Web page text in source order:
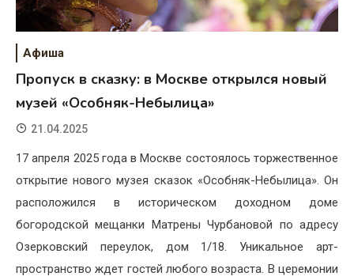
Афиша
Пропуск в сказку: в Москве открылся новый
музей «Особняк-Небылица»
21.04.2025
17 апреля 2025 года в Москве состоялось торжественное
открытие нового музея сказок «Особняк-Небылица». Он
расположился в историческом доходном доме
богородской мещанки Матрены Чурбановой по адресу
Озерковский переулок, дом 1/18. Уникальное арт-
пространство ждет гостей любого возраста. В церемонии